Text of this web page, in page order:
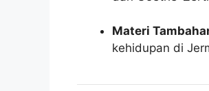
Materi
kehidupan di